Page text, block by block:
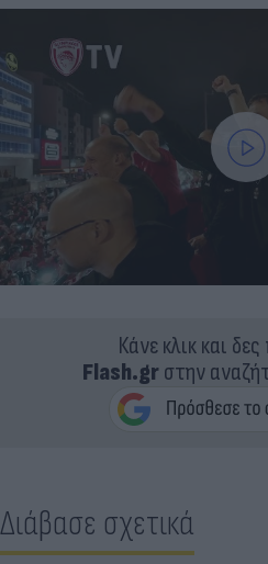
Κάνε κλικ και
Flash.grστην
Διάβασε σχετικά